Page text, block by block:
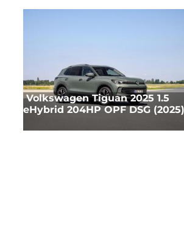
Volkswagen Tiguan 2025 1.5
eHybrid 204HP OPF DSG (2025)